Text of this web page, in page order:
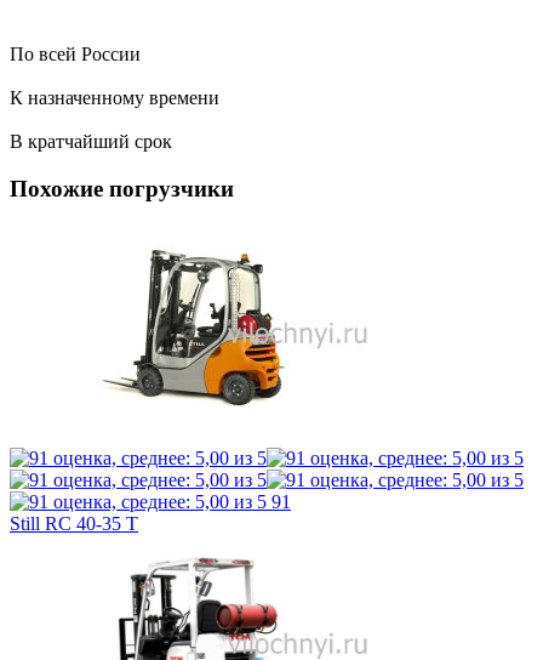
По всей России
К назначенному времени
В кратчайший срок
Похожие погрузчики
91
Still RC 40-35 T